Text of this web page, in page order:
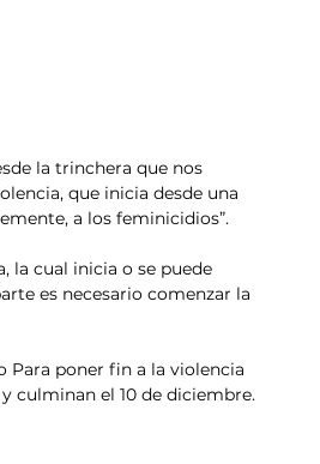
la trinchera que nos
que inicia desde una
a los feminicidios”.
la cual inicia o se puede
es necesario comenzar la
Para poner fin a la violencia
culminan el 10 de diciembre.